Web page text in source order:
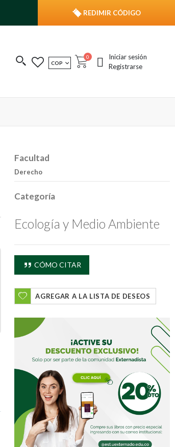
REDIMIR CÓDIGO
MONEDA
COP Cart
0 publicacionesIniciar sesión
Registrarse
Facultad
Derecho
Categoría
Ecología y Medio Ambiente
CÓMO CITAR
AGREGAR A LA LISTA DE DESEOS